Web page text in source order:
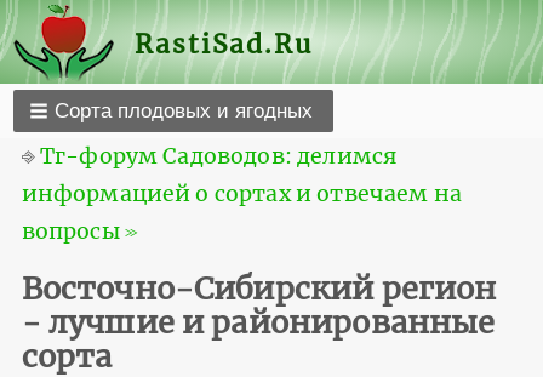
RastiSad.Ru
Сорта плодовых и ягодных
⎆Тг-форум Садоводов: делимся
информацией о сортах и отвечаем на
вопросы ≫
Восточно-Сибирский регион
- лучшие и районированные
сорта